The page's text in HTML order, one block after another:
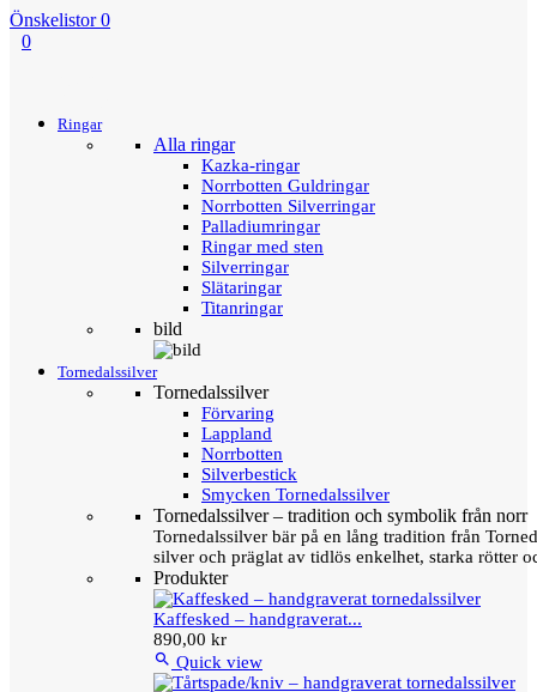
Önskelistor 0
0
Ringar
Alla ringar
Kazka-ringar
Norrbotten Guldringar
Norrbotten Silverringar
Palladiumringar
Ringar med sten
Silverringar
Slätaringar
Titanringar
bild
Tornedalssilver
Tornedalssilver
Förvaring
Lappland
Norrbotten
Silverbestick
Smycken Tornedalssilver
Tornedalssilver – tradition och symbolik från norr
Tornedalssilver bär på en lång tradition från
silver och präglat av tidlös enkelhet, starka rötter
Produkter
Kaffesked – handgraverat...
890,00 kr
 Quick view